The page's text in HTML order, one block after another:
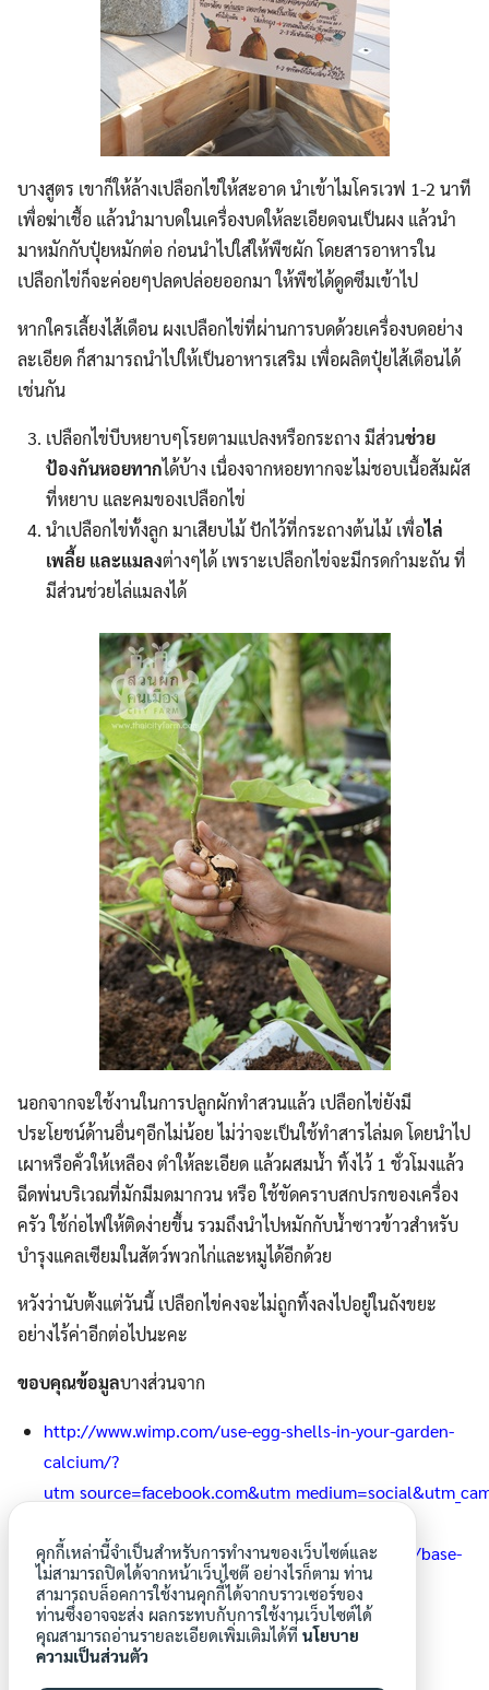
บางสูตร เขาก็ให้ล้างเปลือกไข่ให้สะอาด นำเข้าไมโครเวฟ 1-2 นาที
เพื่อฆ่าเชื้อ แล้วนำมาบดในเครื่องบดให้ละเอียดจนเป็นผง แล้วนำ
มาหมักกับปุ๋ยหมักต่อ ก่อนนำไปใส่ให้พืชผัก โดยสารอาหารใน
เปลือกไข่ก็จะค่อยๆปลดปล่อยออกมา ให้พืชได้ดูดซึมเข้าไป
หากใครเลี้ยงไส้เดือน ผงเปลือกไข่ที่ผ่านการบดด้วยเครื่องบดอย่าง
ละเอียด ก็สามารถนำไปให้เป็นอาหารเสริม เพื่อผลิตปุ๋ยไส้เดือนได้
เช่นกัน
เปลือกไข่บีบหยาบๆโรยตามแปลงหรือกระถาง มีส่วนช่วย
ป้องกันหอยทากได้บ้าง เนื่องจากหอยทากจะไม่ชอบเนื้อสัมผัส
ที่หยาบ และคมของเปลือกไข่
นำเปลือกไข่ทั้งลูก มาเสียบไม้ ปักไว้ที่กระถางต้นไม้ เพื่อไล่
เพลี้ย และแมลงต่างๆได้ เพราะเปลือกไข่จะมีกรดกำมะถัน ที่
มีส่วนช่วยไล่แมลงได้
นอกจากจะใช้งานในการปลูกผักทำสวนแล้ว เปลือกไข่ยังมี
ประโยชน์ด้านอื่นๆอีกไม่น้อย ไม่ว่าจะเป็นใช้ทำสารไล่มด โดยนำไป
เผาหรือคั่วให้เหลือง ตำให้ละเอียด แล้วผสมน้ำ ทิ้งไว้ 1 ชั่วโมงแล้ว
ฉีดพ่นบริเวณที่มักมีมดมากวน หรือ ใช้ขัดคราบสกปรกของเครื่อง
ครัว ใช้ก่อไฟให้ติดง่ายขึ้น รวมถึงนำไปหมักกับน้ำซาวข้าวสำหรับ
บำรุงแคลเซียมในสัตว์พวกไก่และหมูได้อีกด้วย
หวังว่านับตั้งแต่วันนี้ เปลือกไข่คงจะไม่ถูกทิ้งลงไปอยู่ในถังขยะ
อย่างไร้ค่าอีกต่อไปนะคะ
ขอบคุณข้อมูลบางส่วนจาก
http://www.wimp.com/use-egg-shells-in-your-garden-
calcium/?
http://research.rae.mju.ac.th/raebase/index.php/base-
learning/pig-hold/66-pighold9
คุกกี้เหล่านี้จำเป็นสำหรับการทำงานของเว็บไซต์และ
ไม่สามารถปิดได้จากหน้าเว็บไซต๊ อย่างไรก็ตาม ท่าน
สามารถบล็อคการใช้งานคุกกี้ได้จากบราวเซอร์ของ
ท่านซึ่งอาจจะส่ง ผลกระทบกับการใช้งานเว็บไซต์ได้
คุณสามารถอ่านรายละเอียดเพิ่มเติมได้ที่ นโยบาย
ความเป็นส่วนตัว